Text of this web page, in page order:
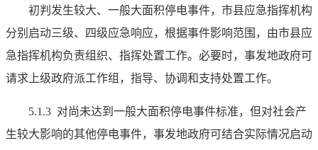
初判发生较大、一般大面积停电事件，市县应急指挥机构
分别启动三级、四级应急响应，根据事件影响范围，由市县应
急指挥机构负责组织、指挥处置工作。必要时，事发地政府可
请求上级政府派工作组，指导、协调和支持处置工作。
5.1.3 对尚未达到一般大面积停电事件标准，但对社会产
生较大影响的其他停电事件，事发地政府可结合实际情况启动